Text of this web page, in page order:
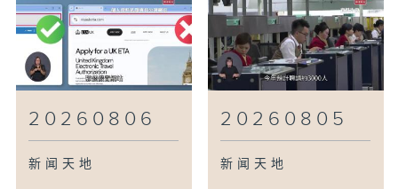
20260806
新闻天地
20260805
新闻天地